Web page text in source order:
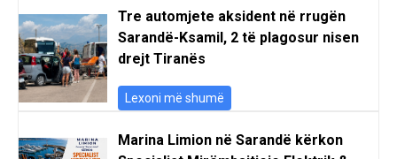
Tre automjete aksident në rrugën
Sarandë-Ksamil, 2 të plagosur nisen
drejt Tiranës
Lexoni më shumë
Marina Limion në Sarandë kërkon